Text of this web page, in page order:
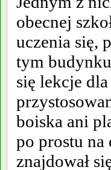
obecnej
uczenia się,
tym
się lekcje dla
boiska ani
po prostu na
znajdował